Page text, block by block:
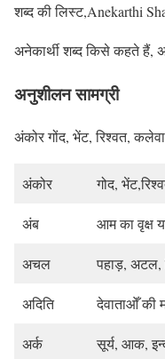
शब्द की लिस्ट,Anekarthi
अनेकार्थी शब्द किसे कहते हैं,
अनुशीलन सामग्री
अंकोर गोंद, भेंट, रिश्वत,
अंकोर गोद,
अंब आम का वृक्ष
अचल पहाड़, अटल,
अदिति देवाताओँ की
अर्क सूर्य, आक,